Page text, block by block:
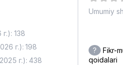
138
г.): 198
г.): 438
Umumiy
?
Fikr-
qoidalari